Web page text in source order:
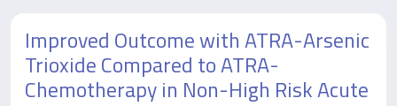
Improved Outcome with ATRA-Arsenic
Trioxide Compared to ATRA-
Chemotherapy in Non-High Risk Acute